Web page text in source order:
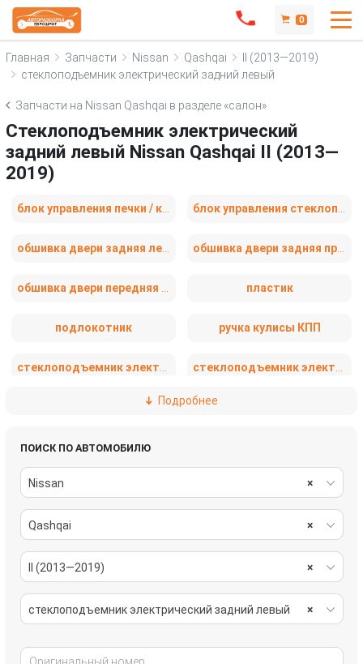
0
Главная Запчасти Nissan Qashqai
II (2013—2019)
стеклоподъемник электрический задний левый
Запчасти на Nissan Qashqai в разделе «салон»
Стеклоподъемник электрический
задний левый Nissan Qashqai II (2013—
2019)
пластик
подлокотник ручка кулисы КПП
стеклоподъемник электрический передний правый фонарь салона (плафон)
Подробнее
ПОИСК ПО АВТОМОБИЛЮ
×
Nissan
×
Qashqai
×
II (2013—2019)
×
стеклоподъемник электрический задний левый